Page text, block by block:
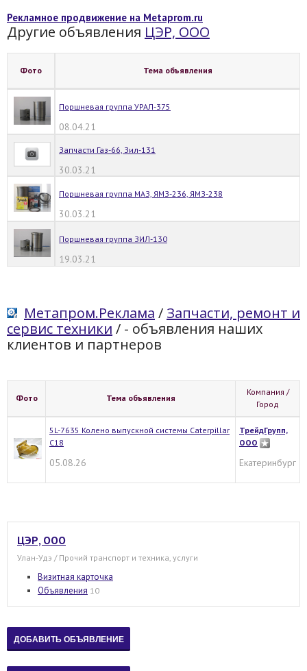
Рекламное продвижение на Metaprom.ru
Другие объявления ЦЭР, ООО
Фото Тема объявления
Поршневая группа УРАЛ-375
08.04.21
Запчасти Газ-66, Зил-131
30.03.21
Поршневая группа МАЗ, ЯМЗ-236, ЯМЗ-238
30.03.21
Поршневая группа ЗИЛ-130
19.03.21
Метапром.Реклама / Запчасти, ремонт и
сервис техники / - объявления наших
клиентов и партнеров
Фото Тема объявления
Компания /
Город
5L-7635 Колено выпускной системы Caterpillar
C18
05.08.26
ТрейдГрупп,
ООО
Екатеринбург
ЦЭР, ООО
Улан-Удэ / Прочий транспорт и техника, услуги
Визитная карточка
Объявления 10